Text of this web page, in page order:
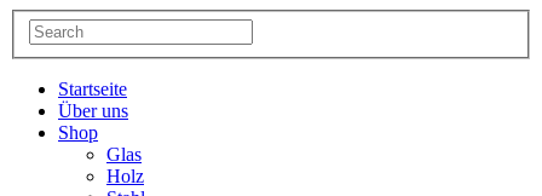
Startseite
Über uns
Shop
Glas
Holz